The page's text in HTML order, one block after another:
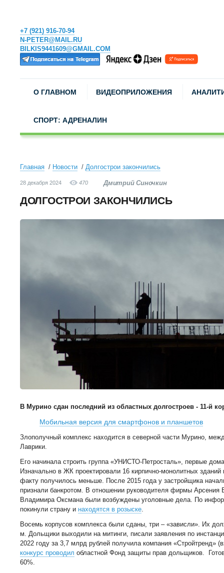
+7 (921) 916-70-94
N-PETER@MAIL.RU
BILKIS9441609@GMAIL.COM
О ГЛАВНОМ ВИДЕОПРИЛОЖЕНИЯ
СПОРТ: АДРЕНАЛИН
Главная Новости Долгострои закончились
28 декабря 2024 470 Дмитрий Синочкин
ДОЛГОСТРОИ ЗАКОНЧИЛИСЬ
В Мурино сдан последний из областных долгостроев - 11-й
Мобильная версия для смартфонов и планшетов
Злополучный комплекс находится в северной части Мурино,
Лаврики.
Его начинала строить группа «УНИСТО-Петросталь», первые
Изначально в ЖК проектировали 16 кирпично-монолитных
факту получилось меньше. После 2015 года у застройщика
признали банкротом. В отношении руководителя фирмы Арсения
Владимира Оксмана были возбуждены уголовные дела. По
покинули страну и находятся в розыске.
Восемь корпусов комплекса были сданы, три – «зависли». Их
м. Дольщики выходили на митинги, писали заявления по
2022 году за 3,7 млрд рублей получила компания «Стройтренд»
конкурс проводил областной Фонд защиты прав дольщиков.
60%.